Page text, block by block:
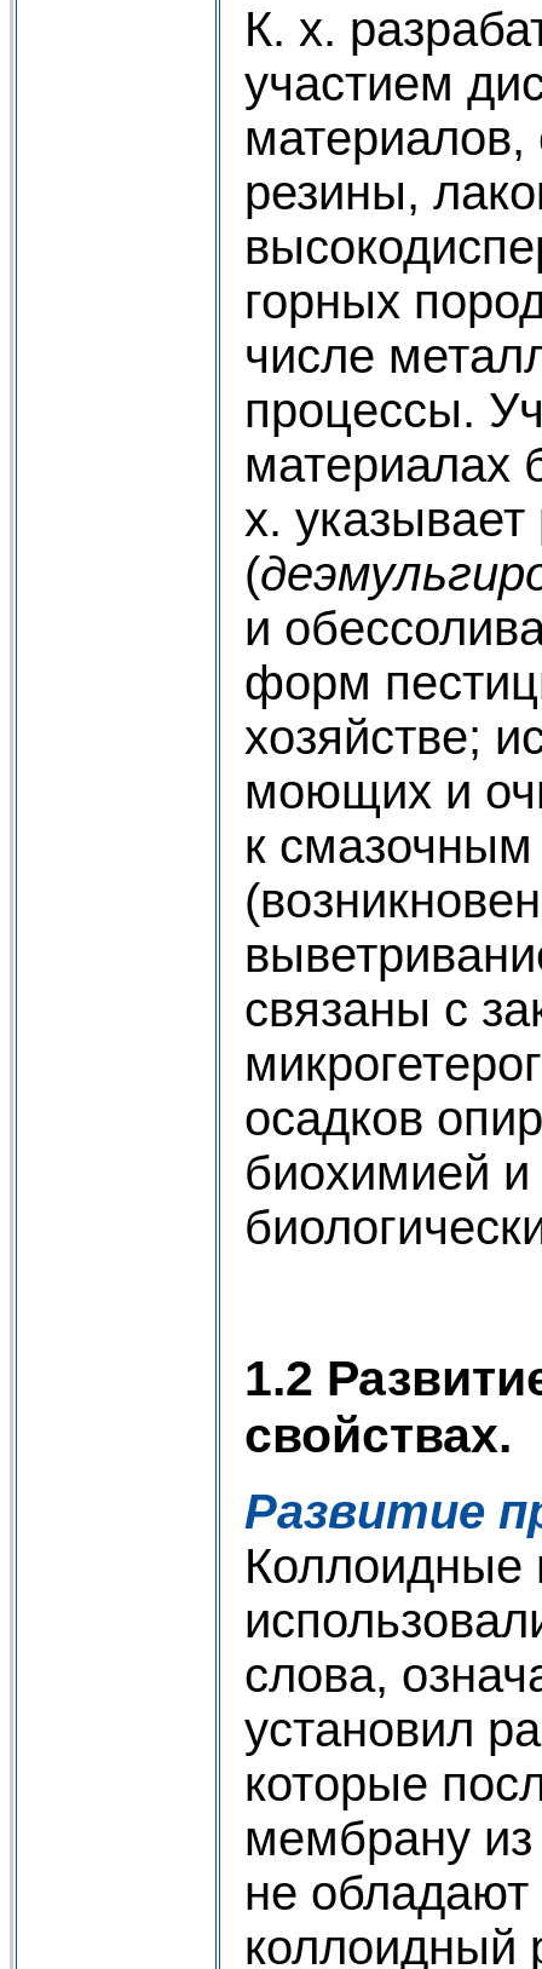
К. х.
участием
материалов,
резины,
горных
числе
процессы.
материалах
х.
(
и
форм
хозяйстве;
моющих и
к
связаны с
осадков
биохимией и
1.2
свойствах.
Развитие
Коллоидные
слова,
установил
которые
мембрану из
не
коллоидный